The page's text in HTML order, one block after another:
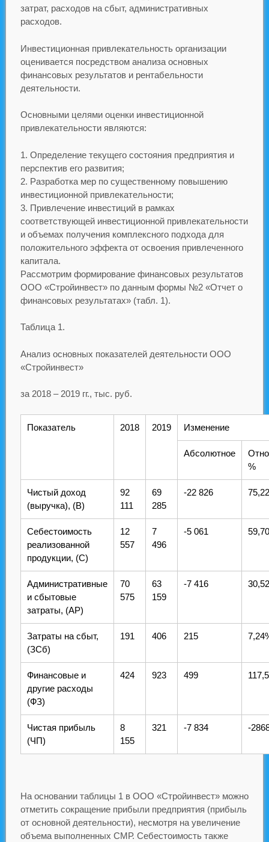
затрат, расходов на сбыт, административных
расходов.
Инвестиционная привлекательность организации
оценивается посредством анализа основных
финансовых результатов и рентабельности
деятельности.
Основными целями оценки инвестиционной
привлекательности являются:
Определение текущего состояния предприятия и
перспектив его развития;
Разработка мер по существенному повышению
инвестиционной привлекательности;
Привлечение инвестиций в рамках
соответствующей инвестиционной привлекательности
и объемах получения комплексного подхода для
положительного эффекта от освоения привлеченного
капитала.
Рассмотрим формирование финансовых результатов
ООО «Стройинвест» по данным формы №2 «Отчет о
финансовых результатах» (табл. 1).
Таблица 1.
Анализ основных показателей деятельности ООО
«Стройинвест»
за 2018 – 2019 гг., тыс. руб.
Показатель 2018 2019 Изменение
Абсолютное
%
Чистый доход
(выручка), (В)
92
111
69
285
-22 826
Себестоимость
реализованной
продукции, (С)
12
557
7
496
-5 061
Административные
и сбытовые
затраты, (АР)
70
575
63
159
-7 416
Затраты на сбыт,
(ЗСб)
191 406 215
Финансовые и
другие расходы
(ФЗ)
424 923 499
Чистая прибыль
(ЧП)
8
155
321 -7 834 -
На основании таблицы 1 в ООО «Стройинвест» можно
отметить сокращение прибыли предприятия (прибыль
от основной деятельности), несмотря на увеличение
объема выполненных СМР. Себестоимость также